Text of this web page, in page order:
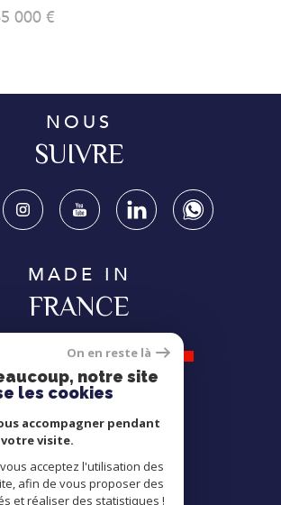
000 €
NOUS
SUIVRE
MADE IN
FRANCE
ADHÉRONS
On en reste là
notre site
les cookies
accompagner pendant
votre visite.
acceptez l'utilisation des
afin de vous proposer des
et réaliser des statistiques !